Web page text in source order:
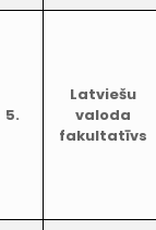
5.
Latviešu
valoda
fakultatīvs